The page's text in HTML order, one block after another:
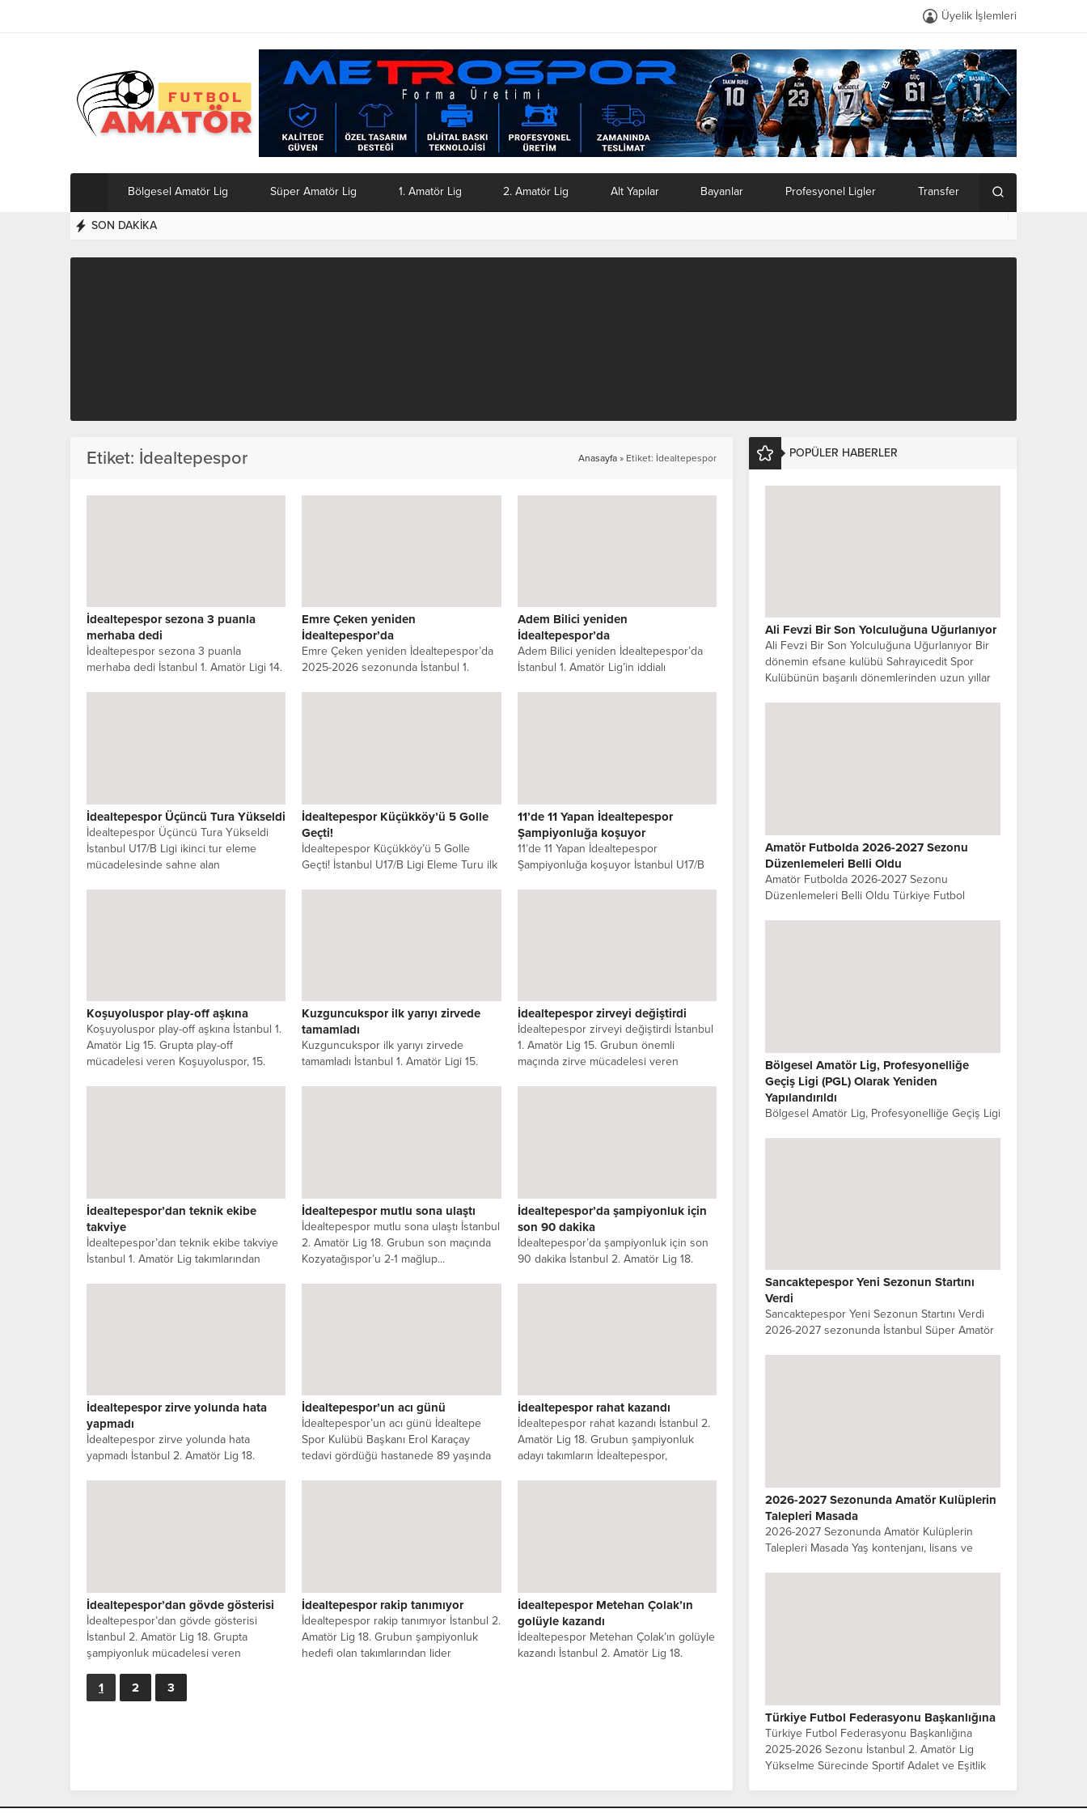
Üyelik İşlemleri
Bölgesel Amatör Lig Süper Amatör Lig 1. Amatör Lig 2. Amatör Lig Alt Yapılar Bayanlar Profesyonel Ligler Transfer
SON DAKİKA
POPÜLER HABERLER
Ali Fevzi Bir Son Yolculuğuna Uğurlanıyor
Ali Fevzi Bir Son Yolculuğuna Uğurlanıyor Bir
dönemin efsane kulübü Sahrayıcedit Spor
Kulübünün başarılı dönemlerinden uzun yıllar
Amatör Futbolda 2026-2027 Sezonu
Düzenlemeleri Belli Oldu
Amatör Futbolda 2026-2027 Sezonu
Düzenlemeleri Belli Oldu Türkiye Futbol
Bölgesel Amatör Lig, Profesyonelliğe
Geçiş Ligi (PGL) Olarak Yeniden
Yapılandırıldı
Bölgesel Amatör Lig, Profesyonelliğe Geçiş Ligi
Sancaktepespor Yeni Sezonun Startını
Verdi
Sancaktepespor Yeni Sezonun Startını Verdi
2026-2027 sezonunda İstanbul Süper Amatör
2026-2027 Sezonunda Amatör Kulüplerin
Talepleri Masada
2026-2027 Sezonunda Amatör Kulüplerin
Talepleri Masada Yaş kontenjanı, lisans ve
Türkiye Futbol Federasyonu Başkanlığına
Türkiye Futbol Federasyonu Başkanlığına
2025-2026 Sezonu İstanbul 2. Amatör Lig
Yükselme Sürecinde Sportif Adalet ve Eşitlik
Etiket: İdealtepespor Anasayfa » Etiket: İdealtepespor
İdealtepespor sezona 3 puanla
merhaba dedi
İdealtepespor sezona 3 puanla
merhaba dedi İstanbul 1. Amatör Ligi 14.
Emre Çeken yeniden
İdealtepespor’da
Emre Çeken yeniden İdealtepespor’da
2025-2026 sezonunda İstanbul 1.
Adem Bilici yeniden
İdealtepespor’da
Adem Bilici yeniden İdealtepespor’da
İstanbul 1. Amatör Lig’in iddialı
İdealtepespor Üçüncü Tura Yükseldi
İdealtepespor Üçüncü Tura Yükseldi
İstanbul U17/B Ligi ikinci tur eleme
mücadelesinde sahne alan
İdealtepespor Küçükköy’ü 5 Golle
Geçti!
İdealtepespor Küçükköy’ü 5 Golle
Geçti! İstanbul U17/B Ligi Eleme Turu ilk
11’de 11 Yapan İdealtepespor
Şampiyonluğa koşuyor
11’de 11 Yapan İdealtepespor
Şampiyonluğa koşuyor İstanbul U17/B
Koşuyoluspor play-off aşkına
Koşuyoluspor play-off aşkına İstanbul 1.
Amatör Lig 15. Grupta play-off
mücadelesi veren Koşuyoluspor, 15.
Kuzguncukspor ilk yarıyı zirvede
tamamladı
Kuzguncukspor ilk yarıyı zirvede
tamamladı İstanbul 1. Amatör Ligi 15.
İdealtepespor zirveyi değiştirdi
İdealtepespor zirveyi değiştirdi İstanbul
1. Amatör Lig 15. Grubun önemli
maçında zirve mücadelesi veren
İdealtepespor’dan teknik ekibe
takviye
İdealtepespor’dan teknik ekibe takviye
İstanbul 1. Amatör Lig takımlarından
İdealtepespor mutlu sona ulaştı
İdealtepespor mutlu sona ulaştı İstanbul
2. Amatör Lig 18. Grubun son maçında
Kozyatağıspor’u 2-1 mağlup...
İdealtepespor’da şampiyonluk için
son 90 dakika
İdealtepespor’da şampiyonluk için son
90 dakika İstanbul 2. Amatör Lig 18.
İdealtepespor zirve yolunda hata
yapmadı
İdealtepespor zirve yolunda hata
yapmadı İstanbul 2. Amatör Lig 18.
İdealtepespor’un acı günü
İdealtepespor’un acı günü İdealtepe
Spor Kulübü Başkanı Erol Karaçay
tedavi gördüğü hastanede 89 yaşında
İdealtepespor rahat kazandı
İdealtepespor rahat kazandı İstanbul 2.
Amatör Lig 18. Grubun şampiyonluk
adayı takımların İdealtepespor,
İdealtepespor’dan gövde gösterisi
İdealtepespor’dan gövde gösterisi
İstanbul 2. Amatör Lig 18. Grupta
şampiyonluk mücadelesi veren
İdealtepespor rakip tanımıyor
İdealtepespor rakip tanımıyor İstanbul 2.
Amatör Lig 18. Grubun şampiyonluk
hedefi olan takımlarından lider
İdealtepespor Metehan Çolak’ın
golüyle kazandı
İdealtepespor Metehan Çolak’ın golüyle
kazandı İstanbul 2. Amatör Lig 18.
1 2 3